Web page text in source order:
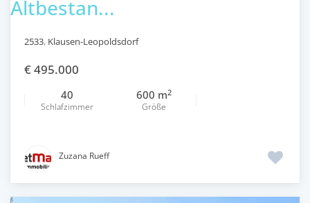
Altbestan...
2533, Klausen-Leopoldsdorf
€ 495.000
40
Schlafzimmer
600 m2
Größe
Zuzana Rueff